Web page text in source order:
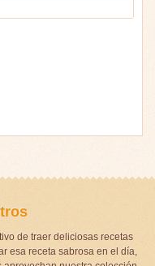
de traer deliciosas recetas
esa receta sabrosa en el día,